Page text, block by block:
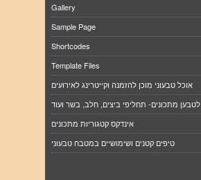
Gallery
Sample Page
Shortcodes
Template Files
אוכל טבעוני מוכן להזמנה וקייטרינג לאירועים
אינדקס קטגוריות מתכונים
טיפים קטנים ושימושיים במטבח טבעוני